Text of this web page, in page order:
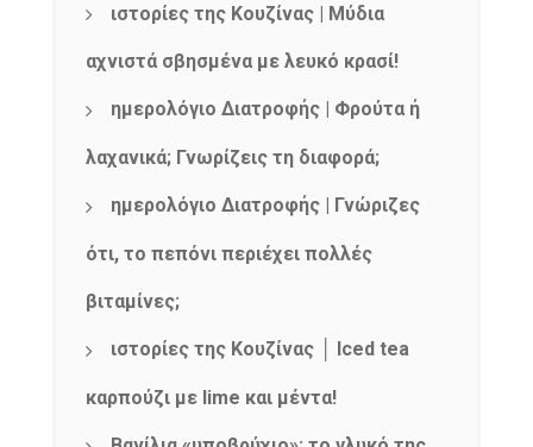
ιστορίες της Κουζίνας | Μύδια
αχνιστά σβησμένα με λευκό κρασί!
ημερολόγιο Διατροφής | Φρούτα ή
λαχανικά; Γνωρίζεις τη διαφορά;
ημερολόγιο Διατροφής | Γνώριζες
ότι, το πεπόνι περιέχει πολλές
βιταμίνες;
ιστορίες της Κουζίνας │ Iced tea
καρπούζι με lime και μέντα!